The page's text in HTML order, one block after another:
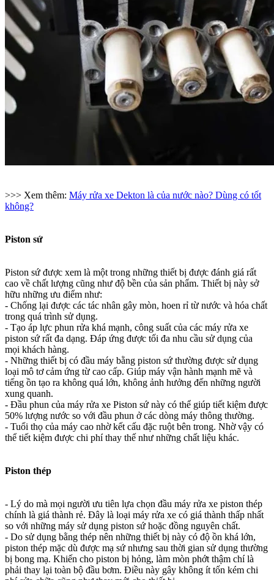
>>> Xem thêm: Máy rửa xe Dekton là của nước nào? Dùng có tốt
không?
Piston sứ
Piston sứ được xem là một trong những thiết bị được đánh giá rất
cao về chất lượng cũng như độ bền của sản phẩm. Thiết bị này sở
hữu những ưu điểm như:
- Chống lại được các tác nhân gây mòn, hoen rỉ từ nước và hóa chất
trong quá trình sử dụng.
- Tạo áp lực phun rửa khá mạnh, công suất của các máy rửa xe
piston sứ rất đa dạng. Đáp ứng được tối đa nhu cầu sử dụng của
mọi khách hàng.
- Những thiết bị có đầu máy bằng piston sứ thường được sử dụng
loại mô tơ cảm ứng từ cao cấp. Giúp máy vận hành mạnh mẽ và
tiếng ồn tạo ra không quá lớn, không ảnh hưởng đến những người
xung quanh.
- Đầu phun của máy rửa xe Piston sứ này có thể giúp tiết kiệm được
50% lượng nước so với đầu phun ở các dòng máy thông thường.
- Tuổi thọ của máy cao nhờ kết cấu đặc ruột bên trong. Nhờ vậy có
thể tiết kiệm được chi phí thay thế như những chất liệu khác.
Piston thép
- Lý do mà mọi người ưu tiên lựa chọn đầu máy rửa xe piston thép
chính là giá thành rẻ. Đây là loại máy rửa xe có giá thành thấp nhất
so với những máy sử dụng piston sứ hoặc đồng nguyên chất.
- Do sử dụng bằng thép nên những thiết bị này có độ ồn khá lớn,
piston thép mặc dù được mạ sứ nhưng sau thời gian sử dụng thường
bị bong mạ. Khiến cho piston bị hỏng, làm mòn phớt thậm chí là
phải thay lại toàn bộ đầu bơm. Điều này gây không ít tốn kém chi